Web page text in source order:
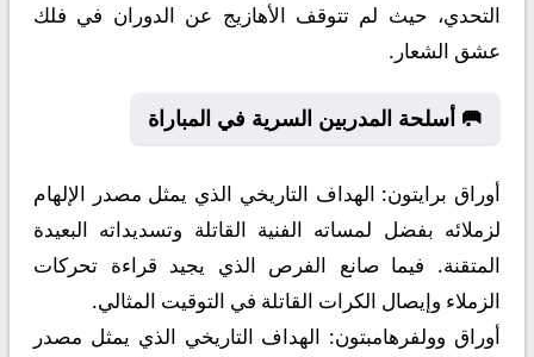
التحدي، حيث لم تتوقف الأهازيج عن الدوران في فلك
عشق الشعار.
🥅 أسلحة المدربين السرية في المباراة
أوراق برايتون: الهداف التاريخي الذي يمثل مصدر الإلهام
لزملائه بفضل لمساته الفنية القاتلة وتسديداته البعيدة
المتقنة. فيما صانع الفرص الذي يجيد قراءة تحركات
الزملاء وإيصال الكرات القاتلة في التوقيت المثالي.
أوراق وولفرهامبتون: الهداف التاريخي الذي يمثل مصدر